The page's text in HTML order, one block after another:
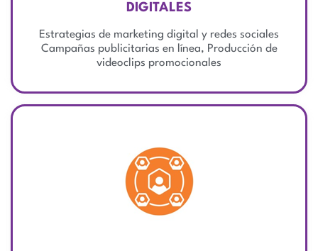
DIGITALES
Estrategias de marketing digital y redes sociales
Campañas publicitarias en línea, Producción de
videoclips promocionales